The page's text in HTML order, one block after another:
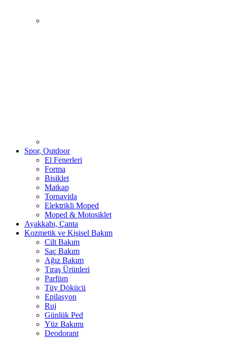
Spor, Outdoor
El Fenerleri
Forma
Bisiklet
Matkap
Tornavida
Elektrikli Moped
Moped & Motosiklet
Ayakkabı, Çanta
Kozmetik ve Kişisel Bakım
Cilt Bakım
Saç Bakım
Ağız Bakım
Tıraş Ürünleri
Parfüm
Tüy Dökücü
Epilasyon
Ruj
Günlük Ped
Yüz Bakımı
Deodorant